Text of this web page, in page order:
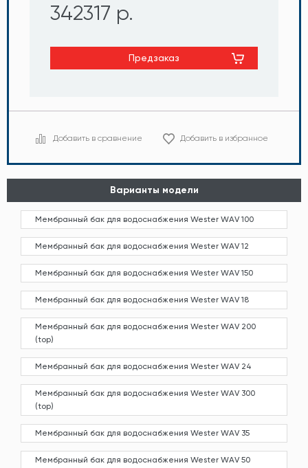
342317 р.
Предзаказ
Добавить в сравнение Добавить в избранное
Варианты модели
Мембранный бак для водоснабжения Wester WAV 100
Мембранный бак для водоснабжения Wester WAV 12
Мембранный бак для водоснабжения Wester WAV 150
Мембранный бак для водоснабжения Wester WAV 18
Мембранный бак для водоснабжения Wester WAV 200
(top)
Мембранный бак для водоснабжения Wester WAV 24
Мембранный бак для водоснабжения Wester WAV 300
(top)
Мембранный бак для водоснабжения Wester WAV 35
Мембранный бак для водоснабжения Wester WAV 50